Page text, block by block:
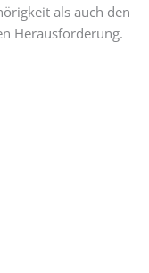
als auch den
Herausforderung.